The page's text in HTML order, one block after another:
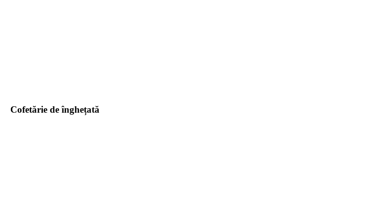
Cofetărie de înghețată